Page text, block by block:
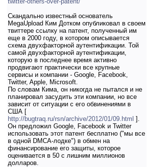
Скандально известный основатель
MegaUpload Ким Дотком опубликовал в своем
твиттере ссылку на патент, полученный им
еще в 2000 году, в котором описывается
схема двухфакторной аутентификации. Той
самой двухфакторной аутентификации,
которую в последнее время активно
продвигают практически все крупные
сервисы и компании - Google, Facebook,
Twitter, Apple, Microsoft.
По словам Кима, он никогда не пытался и не
планировал засудить эти компании, но все
зависит от ситуации с его обвинениями в
США [
http://bugtraq.ru/rsn/archive/2012/01/09.html ].
Он предложил Google, Facebook и Twitter
использовать этот патент бесплатно ("мы все
в одной DMCA-лодке") в обмен на
финансирование его защиты, которое
оценивается в 50 с лишним миллионов
долларов.